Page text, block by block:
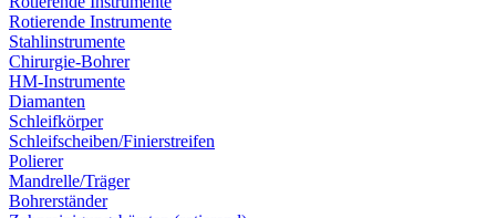
Rotierende Instrumente
Stahlinstrumente
Chirurgie-Bohrer
HM-Instrumente
Diamanten
Schleifkörper
Schleifscheiben/Finierstreifen
Polierer
Mandrelle/Träger
Bohrerständer